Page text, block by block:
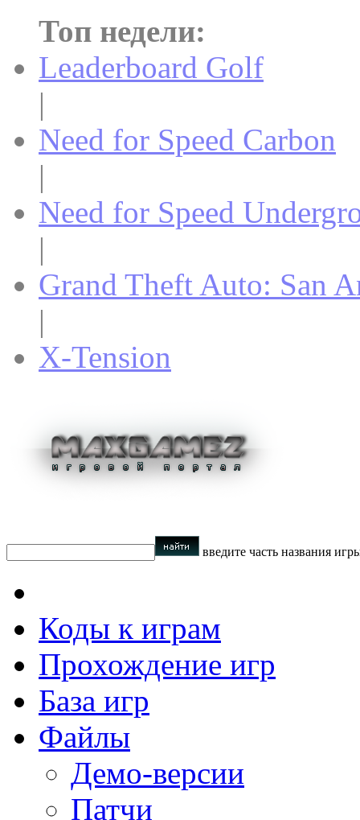
Топ недели:
Leaderboard Golf
|
Need for Speed Carbon
|
Need for Speed
|
Grand Theft Auto: San
|
X-Tension
введите часть названия
Коды к играм
Прохождение игр
База игр
Файлы
Демо-версии
Патчи